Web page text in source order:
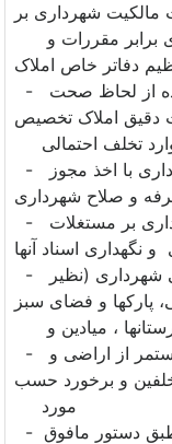
مالکیت شهرداری بر
دفاتر خاص املاک
- بررسی پرونده های تملکی انجام شده از لحاظ صحت
دقیق املاک تخصیص
تخلف احتمالی
- اقدام برای تفکیک اراضی اختصاص شهرداری با اخذ مجوز
و صلاح شهرداری
- اقدام برای ثبت رسمی مالکیت شهرداری بر مستغلات
نگهداری اسناد آنها
- اقدام در ثبت مشخصات املاک عمومی شهرداری (نظیر
- اقدام در بازدید، حفاظت و نگهداری مستمر از اراضی و
و برخورد حسب
مورد
دستور مافوق